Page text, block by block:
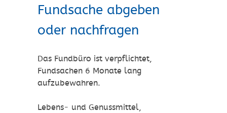
Fundsache abgeben
oder nachfragen
Das Fundbüro ist verpflichtet,
Fundsachen 6 Monate lang
aufzubewahren.
Lebens- und Genussmittel,